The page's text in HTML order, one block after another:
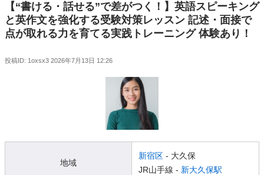
【“書ける・話せる”で差がつく！】英語スピーキング
と英作文を強化する受験対策レッスン 記述・面接で
点が取れる力を育てる実践トレーニング 体験あり！
投稿ID: 1oxsx3 2026年7月13日 12:26
地域
新宿区 - 大久保
JR山手線 - 新大久保駅